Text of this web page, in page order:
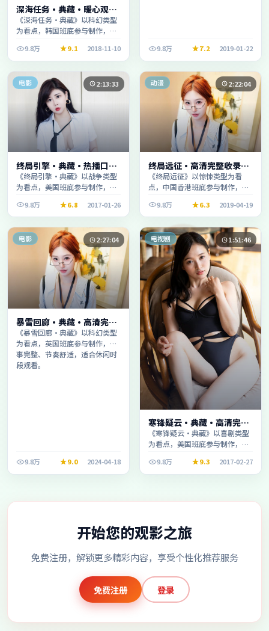
深海任务·典藏·暖心观影
季口碑发酵持续升温
《深海任务·典藏》以科幻类型
为看点，韩国班底参与制作，叙
段观看。
9.8万 9.1 2018-11-10 9.8万 7.2 2019-01-22
电影 2:13:33
终局引擎·典藏·热播口碑
之作剧情扎实演技在线
《终局引擎·典藏》以战争类型
为看点，美国班底参与制作，叙
段观看。
9.8万 6.8 2017-01-26
动漫 2:22:04
终局远征·高清完整收录适
合周末一口气刷完
《终局远征》以惊悚类型为看
点，中国香港班底参与制作，叙
段观看。
9.8万 6.3 2019-04-19
电影 2:27:04
暴雪回廊·典藏·高清完整
收录适合周末一口气刷完
《暴雪回廊·典藏》以科幻类型
为看点，英国班底参与制作，叙
事完整、节奏舒适，适合休闲时
段观看。
9.8万 9.0 2024-04-18
电视剧 1:51:46
寒锋疑云·典藏·高清完整
收录适合周末一口气刷完
《寒锋疑云·典藏》以喜剧类型
为看点，美国班底参与制作，叙
段观看。
9.8万 9.3 2017-02-27
开始您的观影之旅
免费注册，解锁更多精彩内容，享受个性化推荐服务
免费注册 登录